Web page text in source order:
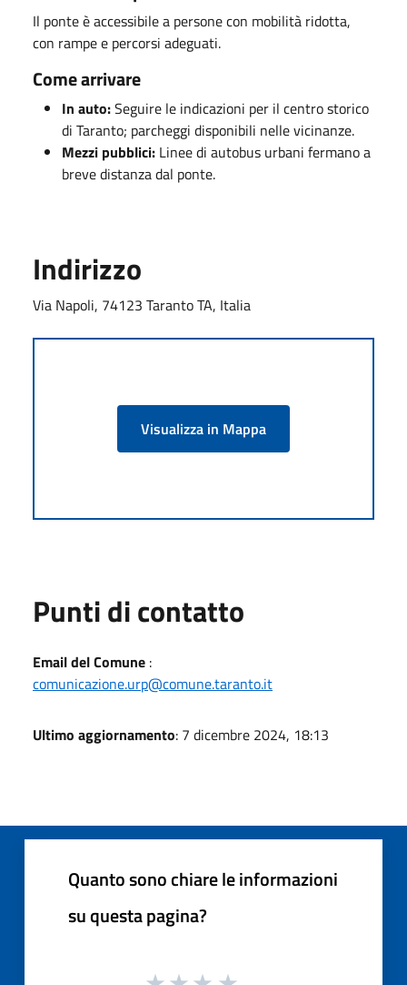
Il ponte è accessibile a persone con mobilità ridotta,
con rampe e percorsi adeguati.
Come arrivare
In auto:Seguire le indicazioni per il centro storico
di Taranto; parcheggi disponibili nelle vicinanze.
Mezzi pubblici: Linee di autobus urbani fermano a
breve distanza dal ponte.
Indirizzo
Via Napoli, 74123 Taranto TA, Italia
Visualizza in Mappa
Punti di contatto
Email del Comune :
comunicazione.urp@comune.taranto.it
Ultimo aggiornamento: 7 dicembre 2024, 18:13
Quanto sono chiare le informazioni
su questa pagina?